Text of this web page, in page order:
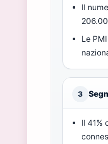
Il
Le
3
Il 41%